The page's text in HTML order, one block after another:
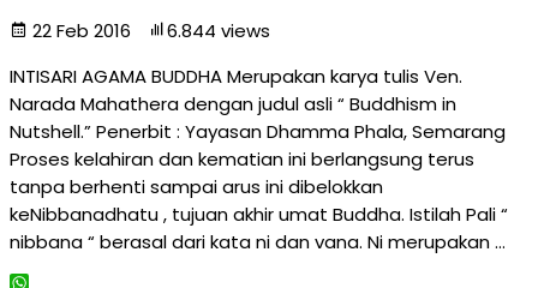
22 Feb 2016
6.844 views
INTISARI AGAMA BUDDHA Merupakan karya tulis Ven.
Narada Mahathera dengan judul asli “ Buddhism in
Nutshell.” Penerbit : Yayasan Dhamma Phala, Semarang
Proses kelahiran dan kematian ini berlangsung terus
tanpa berhenti sampai arus ini dibelokkan
keNibbanadhatu , tujuan akhir umat Buddha. Istilah Pali “
nibbana “ berasal dari kata ni dan vana. Ni merupakan …